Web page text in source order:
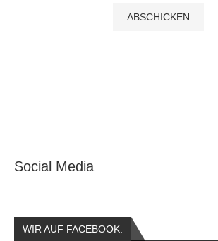
Social Media
WIR AUF FACEBOOK: